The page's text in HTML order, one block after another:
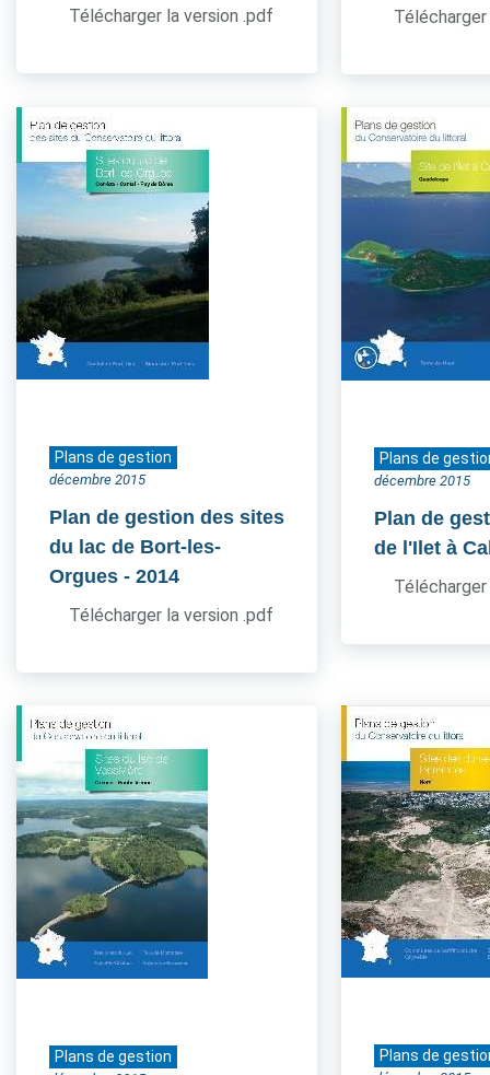
Télécharger la version .pdf
Plans de gestion
décembre 2015
Plan de gestion des sites
du lac de Bort-les-
Orgues - 2014
Télécharger la version .pdf
Plans de
décembre 2015
Plan de
de l'Ilet à
Plans de gestion Plans de